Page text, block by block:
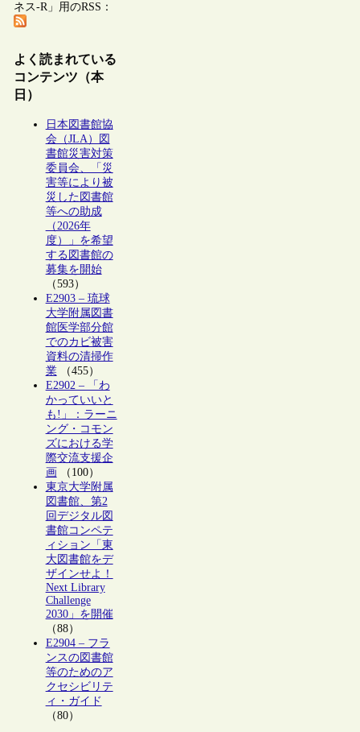
ネス-R」用のRSS：
よく読まれている
コンテンツ（本
日）
日本図書館協
会（JLA）図
書館災害対策
委員会、「災
害等により被
災した図書館
等への助成
（2026年
度）」を希望
する図書館の
募集を開始
（593）
E2903 – 琉球
大学附属図書
館医学部分館
でのカビ被害
資料の清掃作
業（455）
E2902 – 「わ
かっていいと
も!」：ラーニ
ング・コモン
ズにおける学
際交流支援企
画（100）
東京大学附属
図書館、第2
回デジタル図
書館コンペテ
ィション「東
大図書館をデ
ザインせよ！
Next Library
Challenge
2030」を開催
（88）
E2904 – フラ
ンスの図書館
等のためのア
クセシビリテ
ィ・ガイド
（80）